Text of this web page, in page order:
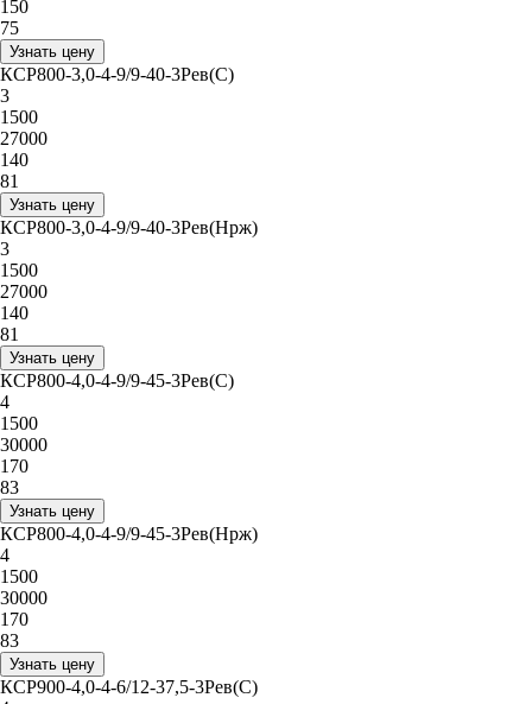
150
75
Узнать цену
КСР800-3,0-4-9/9-40-3Рев(С)
3
1500
27000
140
81
Узнать цену
КСР800-3,0-4-9/9-40-3Рев(Нрж)
3
1500
27000
140
81
Узнать цену
КСР800-4,0-4-9/9-45-3Рев(С)
4
1500
30000
170
83
Узнать цену
КСР800-4,0-4-9/9-45-3Рев(Нрж)
4
1500
30000
170
83
Узнать цену
КСР900-4,0-4-6/12-37,5-3Рев(С)